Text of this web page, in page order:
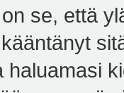
se, että
haluamasi